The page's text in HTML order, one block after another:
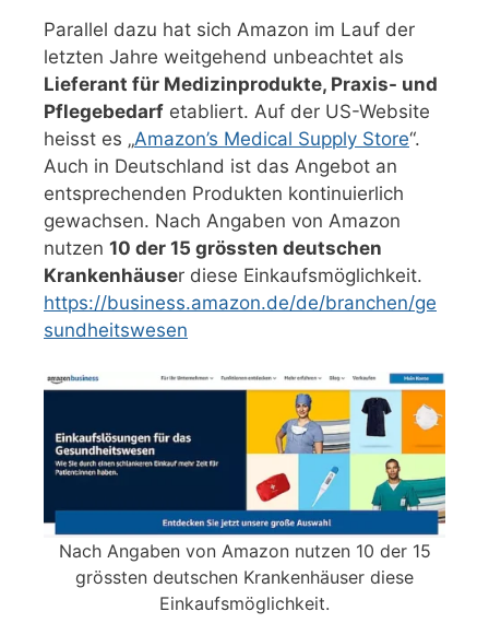
Parallel dazu hat sich Amazon im Lauf der
letzten Jahre weitgehend unbeachtet als
Lieferant für Medizinprodukte, Praxis- und
Pflegebedarf etabliert. Auf der US-Website
heisst es „Amazon’s Medical Supply Store“.
Auch in Deutschland ist das Angebot an
entsprechenden Produkten kontinuierlich
gewachsen. Nach Angaben von Amazon
nutzen 10 der 15 grössten deutschen
Krankenhäuser diese Einkaufsmöglichkeit.
https://business.amazon.de/de/branchen/ge
sundheitswesen
Nach Angaben von Amazon nutzen 10 der 15
grössten deutschen Krankenhäuser diese
Einkaufsmöglichkeit.